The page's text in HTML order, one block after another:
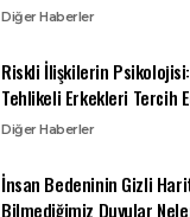
Diğer Haberler
Riskli İlişkilerin
Tehlikeli Erkekleri Tercih
Diğer Haberler
İnsan Bedeninin Gizli
Bilmediğimiz Duyular